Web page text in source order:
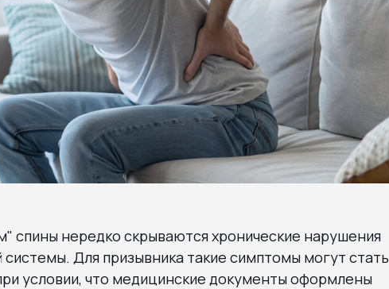
спины нередко скрываются хронические нарушения
системы. Для призывника такие симптомы могут стать
условии, что медицинские документы оформлены